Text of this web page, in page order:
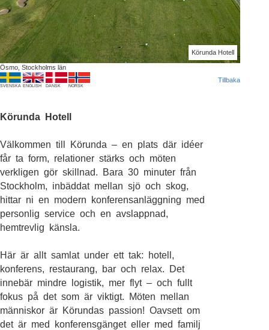
Körunda Hotell
Ösmo, Stockholms län
SVENSKA ENGLISH DANSK NORSK
Tillbaka
Körunda Hotell
Välkommen till Körunda – en plats där idéer
får ta form, relationer stärks och möten
verkligen gör skillnad. Bara 30 minuter från
Stockholm, inbäddat mellan sjö och skog,
hittar ni en modern konferensanläggning med
personlig service och en avslappnad,
hemtrevlig känsla.
Här är allt samlat under ett tak: hotell,
konferens, restaurang, bar och relax. Det
innebär mindre logistik, mer flyt – och fullt
fokus på det som är viktigt. Möten mellan
människor är Körundas passion! Oavsett om
det är med konferensgänget eller med familj